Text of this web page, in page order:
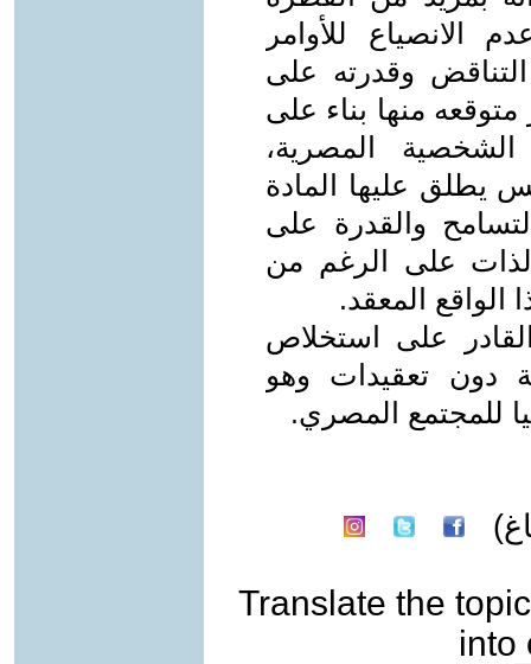
الانصياع للأوامر
وقدرته على
منها بناء على
المصرية،
يطلق عليها المادة
والقدرة على
على الرغم من
المعقد.
على استخلاص
دون تعقيدات وهو
للمجتمع المصري.
Translate the topic
into